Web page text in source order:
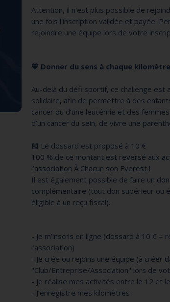
Attention, il n'est plus possible de
une fois l'inscription validée et payée.
rejoindre une équipe lors de votre
💛 Donner du sens à chaque kilomètre
Au-delà du défi sportif, ce challenge est
solidaire, afin de permettre à des
cancer ou d’une leucémie et des
d’un cancer du sein, de vivre une
🎽 Le dossard est proposé à 10 €
100 % de ce montant est reversé aux
l’association À Chacun son Everest !
Il est également possible de faire un don
complémentaire (tout don supérieur ou
éligible à un reçu fiscal).
- Je m’inscris en ligne (dossard à 10 € =
l’association)
- Je crée ou rejoins une équipe (à créer
"Club/Entreprise/Association" lors de
- Je réalise mes activités entre le 12 et
- J’enregistre mes kilomètres